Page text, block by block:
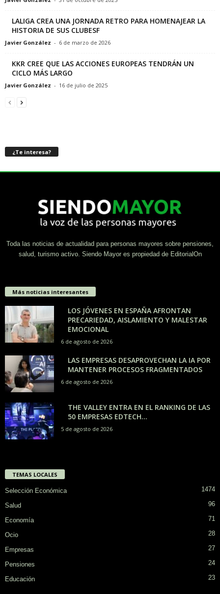
LALIGA CREA UNA JORNADA RETRO PARA HOMENAJEAR LA
HISTORIA DE SUS CLUBESF
Javier González - 6 de marzo de 2026
KKR CREE QUE LAS ACCIONES EUROPEAS TENDRÁN UN
CICLO MÁS LARGO
Javier González - 16 de julio de 2025
¿Te interesa?
Toda las noticias de actualidad para personas mayores sobre pensiones,
salud, turismo activo. Siendo Mayor es propiedad de EditorialOn
Más noticias interesantes
LOS JÓVENES EN ESPAÑA AFRONTAN
PRECARIEDAD, AISLAMIENTO Y MALESTAR
EMOCIONAL
6 de agosto de 2026
LAS EMPRESAS DESAPROVECHAN LA IA POR
MANTENER PROCESOS FRAGMENTADOS
6 de agosto de 2026
THE VALLEY ENTRA EN EL RANKING DE LAS
50 EMPRESAS EDTECH...
5 de agosto de 2026
TEMAS LOCALES
Selección Económica 1474
Salud 96
Economía 71
Ocio 28
Empresas 27
Pensiones 24
Educación 23